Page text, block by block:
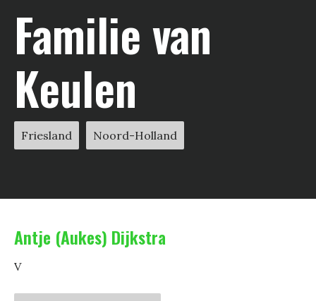
Familie van
Keulen
Friesland Noord-Holland
Antje (Aukes) Dijkstra
V